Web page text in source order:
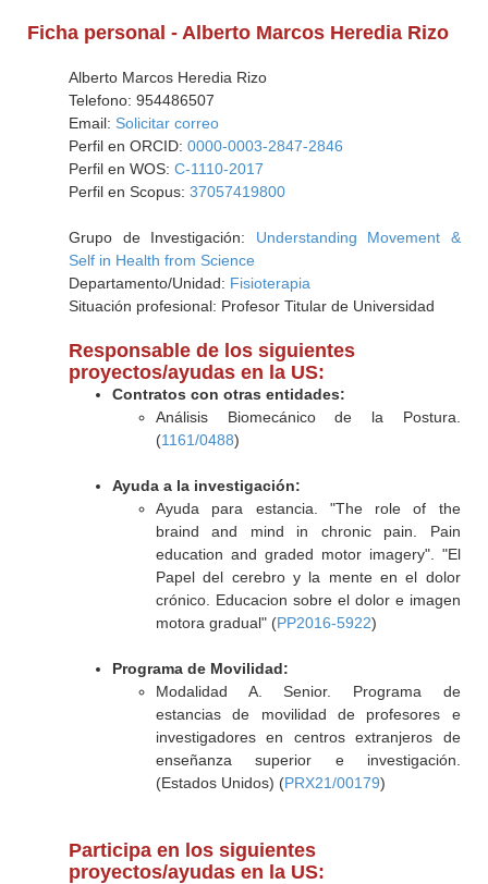
Ficha personal - Alberto Marcos Heredia Rizo
Alberto Marcos Heredia Rizo
Telefono: 954486507
Email: Solicitar correo
Perfil en ORCID: 0000-0003-2847-2846
Perfil en WOS: C-1110-2017
Perfil en Scopus: 37057419800
Grupo de Investigación: Understanding Movement &
Self in Health from Science
Departamento/Unidad: Fisioterapia
Situación profesional: Profesor Titular de Universidad
Responsable de los siguientes
proyectos/ayudas en la US:
Contratos con otras entidades:
Análisis Biomecánico de la Postura.
(1161/0488)
Ayuda a la investigación:
Ayuda para estancia. "The role of the
braind and mind in chronic pain. Pain
education and graded motor imagery". "El
Papel del cerebro y la mente en el dolor
crónico. Educacion sobre el dolor e imagen
motora gradual" (PP2016-5922)
Programa de Movilidad:
Modalidad A. Senior. Programa de
estancias de movilidad de profesores e
investigadores en centros extranjeros de
enseñanza superior e investigación.
(Estados Unidos) (PRX21/00179)
Participa en los siguientes
proyectos/ayudas en la US: